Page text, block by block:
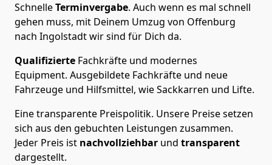
SchnelleTerminvergabe. Auch wenn es mal schnell
gehen muss, mit Deinem Umzug von Offenburg
nach Ingolstadt wir sind für Dich da.
Qualifizierte Fachkräfte und modernes
Equipment. Ausgebildete Fachkräfte und neue
Fahrzeuge und Hilfsmittel, wie Sackkarren und Lifte.
Eine transparente Preispolitik. Unsere Preise setzen
sich aus den gebuchten Leistungen zusammen.
Jeder Preis ist nachvollziehbar und transparent
dargestellt.